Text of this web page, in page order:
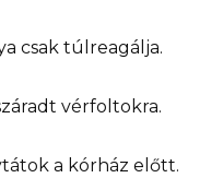
csak túlreagálja.
vérfoltokra.
a kórház előtt.